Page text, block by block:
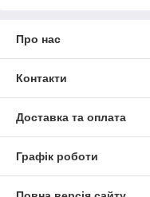
Про нас
Контакти
Доставка та оплата
Графік роботи